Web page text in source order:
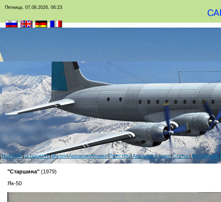
Пятница, 07.08.2026, 06:23
|Новости|О проекте|Музеи|Авиапамятники|Реестры|Авиация в кино|Статьи|Фотоархив|
"Старшина"(1979)
Як-50